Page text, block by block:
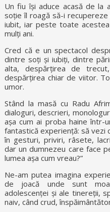
Un fiu își aduce acasă de la
soție îl roagă să-i
iubit, iar peste toate
mulți ani.
Cred că e un spectacol
dintre soți și iubiți, dintre
alta, despărțirea de
despărțirea chiar de viitor.
umor.
Stând la masă cu Radu
dialoguri, descrieri,
așa cum ai proba haine într-
fantastică experiență: să vezi
în gesturi, priviri, râsete,
dar un dumnezeu care face
lumea așa cum vreau?”
Ne-am putea imagina
de joacă unde sunt
adolescenței și ale tinereții,
naiv, când crud,